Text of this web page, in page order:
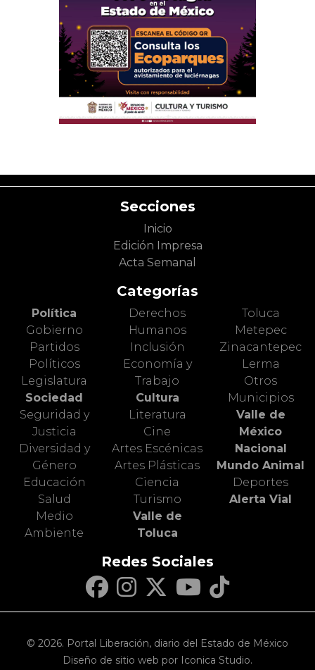
Secciones
Inicio
Edición Impresa
Acta Semanal
Categorías
Política
Gobierno
Partidos
Políticos
Legislatura
Sociedad
Seguridad y
Justicia
Diversidad y
Género
Educación
Salud
Medio
Ambiente
Derechos
Humanos
Inclusión
Economía y
Trabajo
Cultura
Literatura
Cine
Artes Escénicas
Artes Plásticas
Ciencia
Turismo
Valle de
Toluca
Toluca
Metepec
Zinacantepec
Lerma
Otros
Municipios
Valle de
México
Nacional
Mundo Animal
Deportes
Alerta Vial
Redes Sociales
© 2026. Portal Liberación, diario del Estado de México
Diseño de sitio web por Iconica Studio.